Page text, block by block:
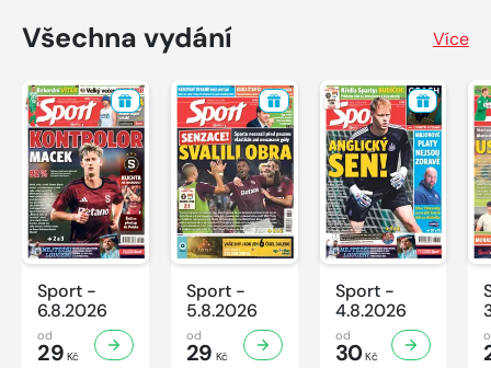
Všechna vydání Více
Sport -
6.8.2026
od
29 Kč
Sport -
5.8.2026
od
29 Kč
Sport -
4.8.2026
od
30Kč